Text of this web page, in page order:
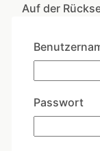
Auf der
mog
Menge
Freundschaft
Passwort